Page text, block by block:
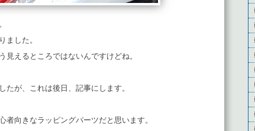
ました。
えるところではないんですけどね。
が、これは後日、記事にします。
向きなラッピングパーツだと思います。